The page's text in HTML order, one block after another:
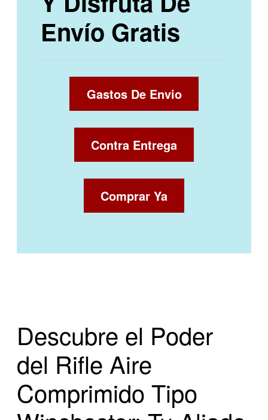
Envío Gratis
Gastos De Envio
Contra Entrega
Comprar Ya
Descubre el Poder
del Rifle Aire
Comprimido Tipo